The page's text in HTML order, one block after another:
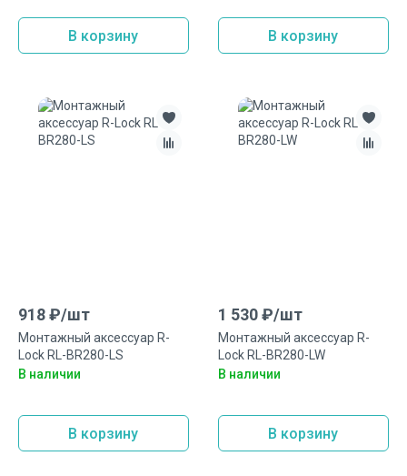
В корзину В корзину
918₽/шт
Монтажный аксеcсуар R-
Lock RL-BR280-LS
В наличии
В корзину
1 530₽/шт
Монтажный аксесcуар R-
Lock RL-BR280-LW
В наличии
В корзину